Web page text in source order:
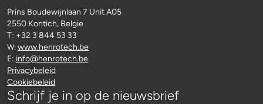
Prins Boudewijnlaan 7 Unit A05
2550 Kontich, Belgie
T: +32 3 844 53 33
W: www.henrotech.be
E: info@henrotech.be
Privacybeleid
Cookiebeleid
Schrijf je in op de nieuwsbrief